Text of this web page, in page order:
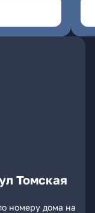
Томская
номеру дома на